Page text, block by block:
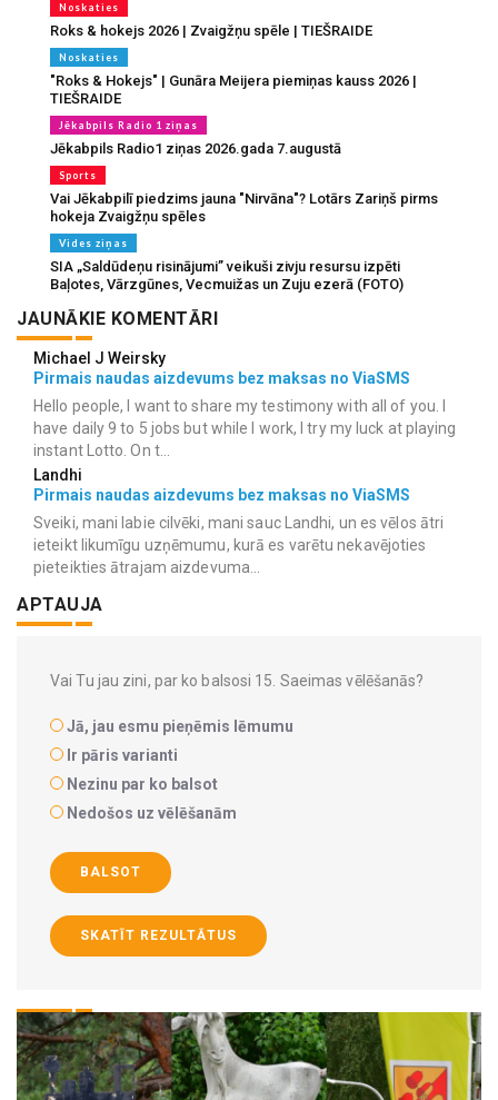
Noskaties
Roks & hokejs 2026 | Zvaigžņu spēle | TIEŠRAIDE
Noskaties
"Roks & Hokejs" | Gunāra Meijera piemiņas kauss 2026 |
TIEŠRAIDE
Jēkabpils Radio 1 ziņas
Jēkabpils Radio1 ziņas 2026.gada 7.augustā
Sports
Vai Jēkabpilī piedzims jauna "Nirvāna"? Lotārs Zariņš pirms
hokeja Zvaigžņu spēles
Vides ziņas
SIA „Saldūdeņu risinājumi” veikuši zivju resursu izpēti
Baļotes, Vārzgūnes, Vecmuižas un Zuju ezerā (FOTO)
JAUNĀKIE KOMENTĀRI
Michael J Weirsky
Pirmais naudas aizdevums bez maksas no ViaSMS
Hello people, I want to share my testimony with all of you. I
have daily 9 to 5 jobs but while I work, I try my luck at playing
instant Lotto. On t...
Landhi
Pirmais naudas aizdevums bez maksas no ViaSMS
Sveiki, mani labie cilvēki, mani sauc Landhi, un es vēlos ātri
ieteikt likumīgu uzņēmumu, kurā es varētu nekavējoties
pieteikties ātrajam aizdevuma...
APTAUJA
Vai Tu jau zini, par ko balsosi 15. Saeimas vēlēšanās?
Jā, jau esmu pieņēmis lēmumu
Ir pāris varianti
Nezinu par ko balsot
Nedošos uz vēlēšanām
BALSOT
SKATĪT REZULTĀTUS